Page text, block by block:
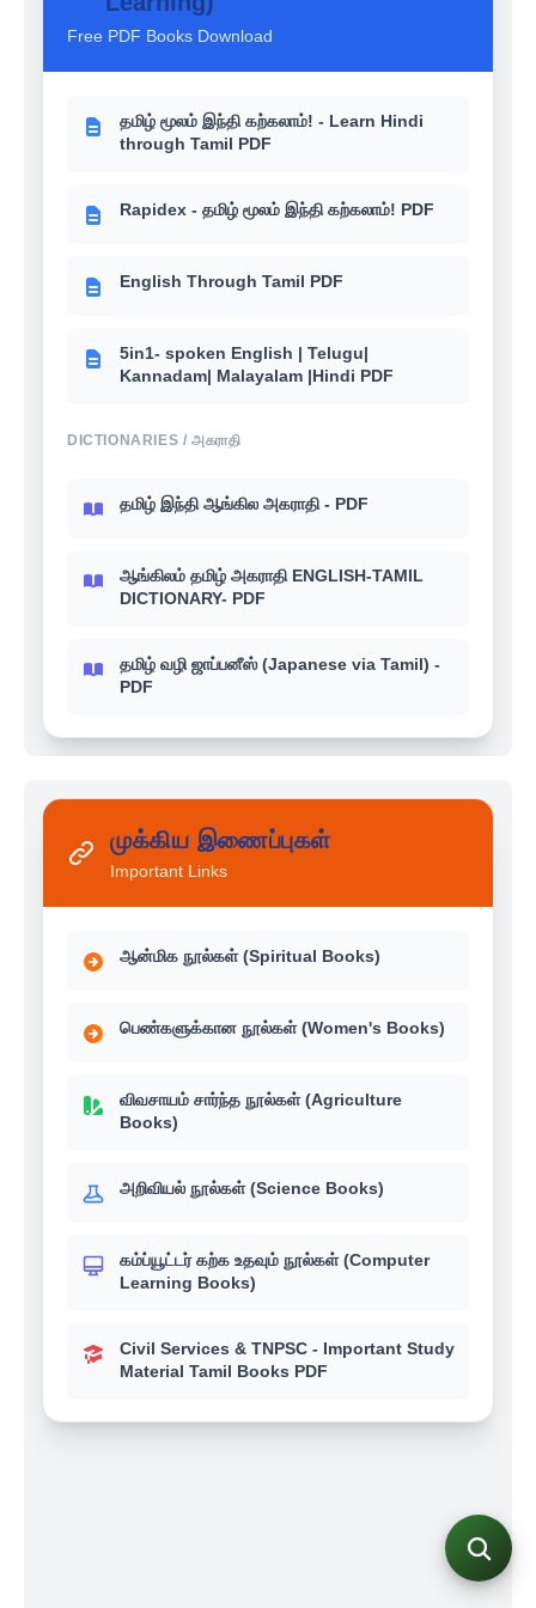
books பொருளாதாரம் (Economics)
books இந்திய அரசியல் (Polity)
Free PDF Books Download
தமிழ் மூலம் இந்தி கற்கலாம்! - Learn Hindi
through Tamil PDF
Rapidex - தமிழ் மூலம் இந்தி கற்கலாம்! PDF
English Through Tamil PDF
5in1- spoken English | Telugu|
Kannadam| Malayalam |Hindi PDF
DICTIONARIES / அகராதி
தமிழ் இந்தி ஆங்கில அகராதி - PDF
ஆங்கிலம் தமிழ் அகராதி ENGLISH-TAMIL
DICTIONARY- PDF
தமிழ் வழி ஜாப்பனீஸ் (Japanese via Tamil) -
PDF
முக்கிய இணைப்புகள்
Important Links
ஆன்மிக நூல்கள் (Spiritual Books)
பெண்களுக்கான நூல்கள் (Women's Books)
விவசாயம் சார்ந்த நூல்கள் (Agriculture
Books)
அறிவியல் நூல்கள் (Science Books)
கம்ப்யூட்டர் கற்க உதவும் நூல்கள் (Computer
Learning Books)
Civil Services & TNPSC - Important Study
Material Tamil Books PDF